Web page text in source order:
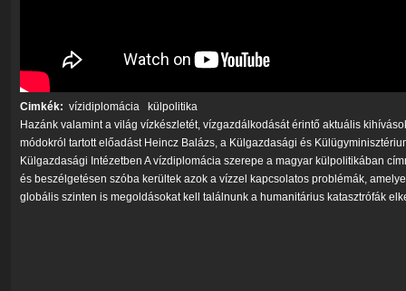
Cimkék: vízidiplomácia
külpolitika
Hazánk valamint a világ vízkészletét, vízgazdálkodását érintő aktuális
módokról tartott előadást Heincz Balázs, a Külgazdasági és
Külgazdasági Intézetben A vízdiplomácia szerepe a magyar külpolitikában
és beszélgetésen szóba kerültek azok a vízzel kapcsolatos problémák,
globális szinten is megoldásokat kell találnunk a humanitárius katasztrófák